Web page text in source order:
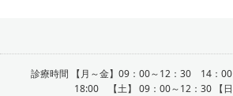
診療時間 【月～金】09：00～12：30 14：
18:00 【土】 09：00～12：30 【